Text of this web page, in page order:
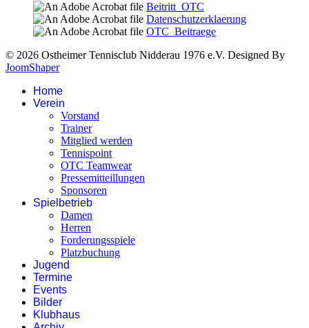
Beitritt_OTC
Datenschutzerklaerung
OTC_Beitraege
© 2026 Ostheimer Tennisclub Nidderau 1976 e.V. Designed By
JoomShaper
Home
Verein
Vorstand
Trainer
Mitglied werden
Tennispoint
OTC Teamwear
Pressemitteillungen
Sponsoren
Spielbetrieb
Damen
Herren
Forderungsspiele
Platzbuchung
Jugend
Termine
Events
Bilder
Klubhaus